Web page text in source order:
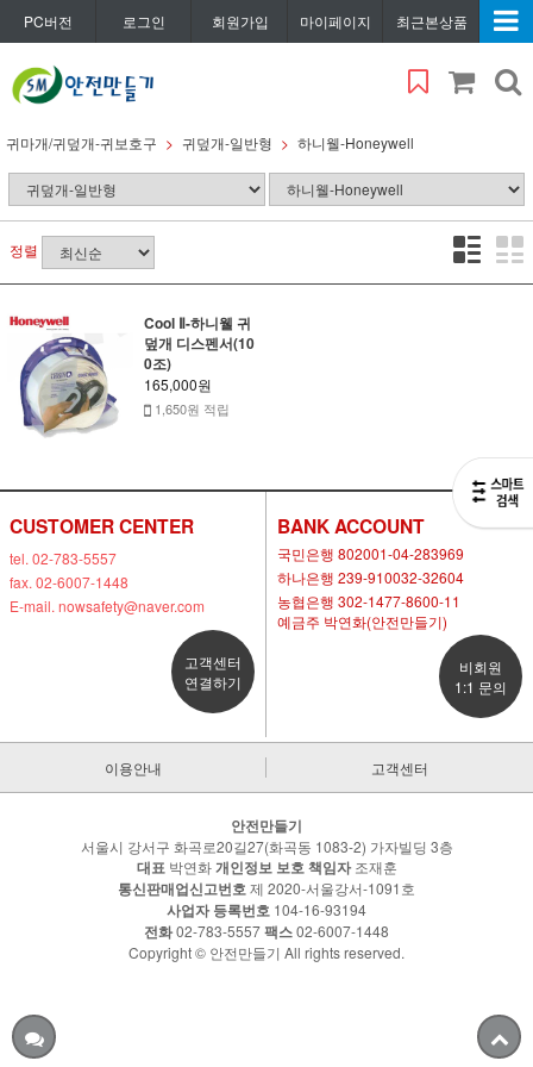
PC버전 로그인 회원가입 마이페이지 최근본상품
귀마개/귀덮개-귀보호구 귀덮개-일반형 하니웰-Honeywell
정렬
Cool Ⅱ-하니웰 귀
덮개 디스펜서(10
0조)
165,000원
1,650원 적립
CUSTOMER CENTER
tel. 02-783-5557
fax. 02-6007-1448
E-mail. nowsafety@naver.com
고객센터
연결하기
BANK ACCOUNT
국민은행 802001-04-283969
하나은행 239-910032-32604
농협은행 302-1477-8600-11
예금주 박연화(안전만들기)
비회원
1:1 문의
이용안내 고객센터
안전만들기
서울시 강서구 화곡로20길27(화곡동 1083-2) 가자빌딩 3층
대표 박연화개인정보 보호 책임자조재훈
통신판매업신고번호제 2020-서울강서-1091호
사업자 등록번호 104-16-93194
전화02-783-5557팩스02-6007-1448
Copyright © 안전만들기 All rights reserved.